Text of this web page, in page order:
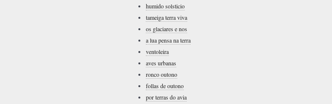
humido solsticio
tameiga terra viva
os glaciares e nos
a lua pensa na terra
ventoleira
aves urbanas
ronco outono
follas de outono
por terras do avia